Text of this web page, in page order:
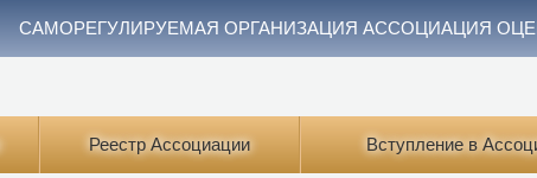
САМОРЕГУЛИРУЕМАЯ ОРГАНИЗАЦИЯ АССОЦИАЦИЯ
Реестр Ассоциации Вступление в